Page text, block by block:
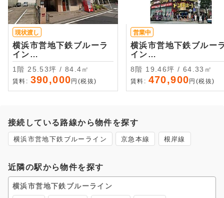
現状渡し
横浜市営地下鉄ブルーラ
イン
伊勢佐木長者町 ・徒歩10
分
1階 25.53坪 / 84.4㎡
賃料: 390,000 円(税抜)
営業中
横浜市営地下鉄ブルー
イン
伊勢佐木長者町 ・徒歩3
分
8階 19.46坪 / 64.33㎡
賃料: 470,900 円(税抜)
接続している路線から物件を探す
横浜市営地下鉄ブルーライン 京急本線 根岸線
近隣の駅から物件を探す
横浜市営地下鉄ブルーライン